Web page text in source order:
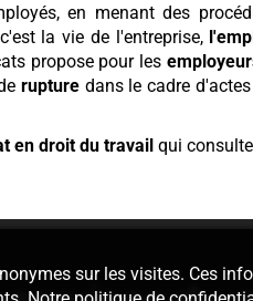
en menant des
la vie de l'entreprise,
propose pour les
rupturedans le cadre
en droit du travail qui
sur les visites. Ces